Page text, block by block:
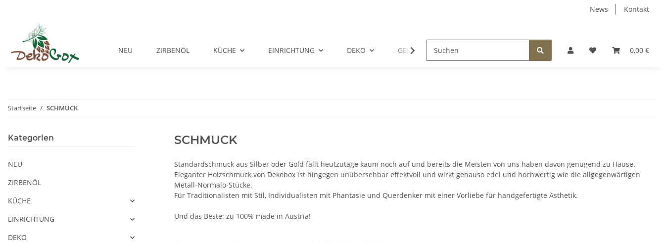
News Kontakt
0,00 €
NEU ZIRBENÖL KÜCHE EINRICHTUNG DEKO GESCHENKIDEEN SCHMUCK BELEUCHTUNG
Startseite SCHMUCK
SCHMUCK
Standardschmuck aus Silber oder Gold fällt heutzutage kaum noch auf und bereits die Meisten von uns haben davon genügend zu Hause.
Eleganter Holzschmuck von Dekobox ist hingegen unübersehbar effektvoll und wirkt genauso edel und hochwertig wie die allgegenwärtigen
Metall-Normalo-Stücke.
Für Traditionalisten mit Stil, Individualisten mit Phantasie und Querdenker mit einer Vorliebe für handgefertigte Ästhetik.
Und das Beste: zu 100% made in Austria!
Kategorien
NEU
ZIRBENÖL
KÜCHE
EINRICHTUNG
DEKO